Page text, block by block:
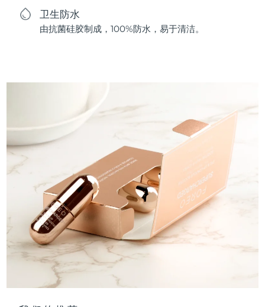
卫生防水
由抗菌硅胶制成，100%防水，易于清洁。